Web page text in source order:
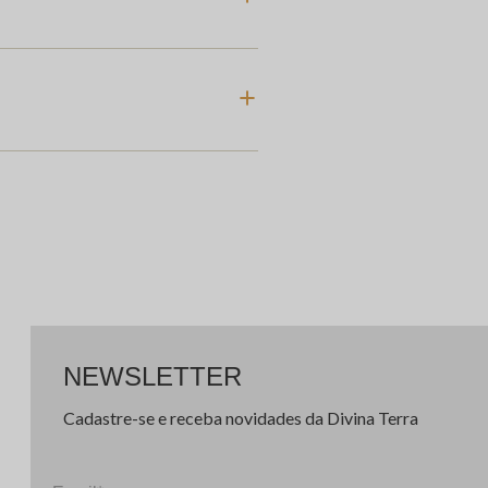
NEWSLETTER
Cadastre-se e receba novidades da Divina Terra